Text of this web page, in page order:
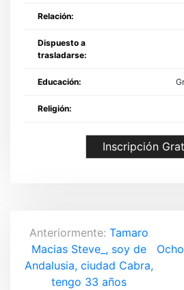
Relación:
Dispuesto a
trasladarse:
Educación:
Religión:
Inscripción
N
a
Anteriormente: Tamaro
Macias Steve_, soy de
Andalusia, ciudad Cabra,
tengo 33 años